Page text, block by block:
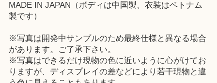
MADE IN JAPAN（ボディは中国製、衣装はベトナム
製です）
※写真は開発中サンプルのため最終仕様と異なる場合
があります。ご了承下さい。
※写真はできるだけ現物の色に近いように心がけてお
りますが、ディスプレイの差などにより若干現物と違